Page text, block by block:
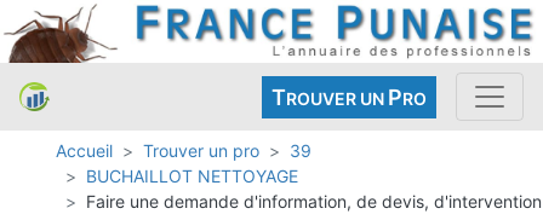
TROUVER UN PRO
Accueil Trouver un pro
39
BUCHAILLOT NETTOYAGE
Faire une demande d'information, de devis, d'intervention